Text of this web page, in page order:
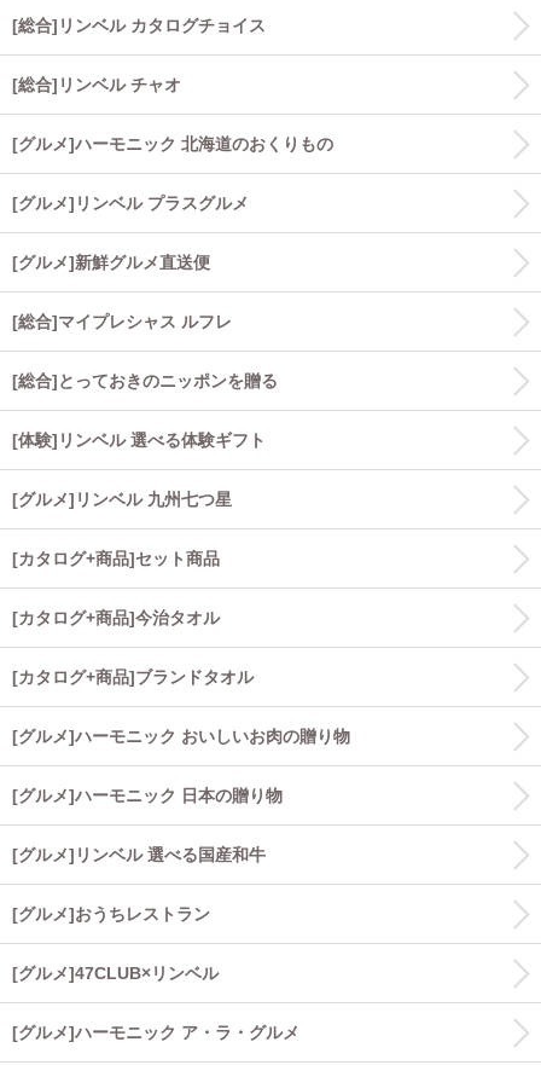
[総合]リンベル カタログチョイス
[総合]リンベル チャオ
[グルメ]ハーモニック 北海道のおくりもの
[グルメ]リンベル プラスグルメ
[グルメ]新鮮グルメ直送便
[総合]マイプレシャス ルフレ
[総合]とっておきのニッポンを贈る
[体験]リンベル 選べる体験ギフト
[グルメ]リンベル 九州七つ星
[カタログ+商品]セット商品
[カタログ+商品]今治タオル
[カタログ+商品]ブランドタオル
[グルメ]ハーモニック おいしいお肉の贈り物
[グルメ]ハーモニック 日本の贈り物
[グルメ]リンベル 選べる国産和牛
[グルメ]おうちレストラン
[グルメ]47CLUB×リンベル
[グルメ]ハーモニック ア・ラ・グルメ